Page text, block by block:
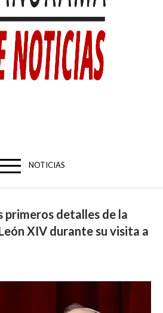
NOTICIAS
primeros detalles de la
XIV durante su visita a